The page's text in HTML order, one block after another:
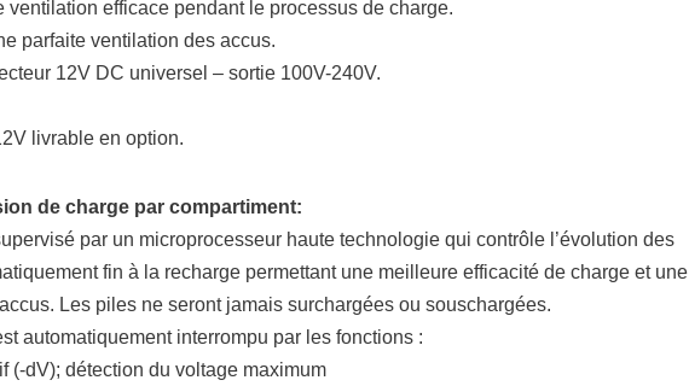
ventilation efficace pendant le processus de charge.
parfaite ventilation des accus.
12V DC universel – sortie 100V-240V.
livrable en option.
de charge par compartiment:
par un microprocesseur haute technologie qui contrôle l’évolution des
fin à la recharge permettant une meilleure efficacité de charge et une
Les piles ne seront jamais surchargées ou souschargées.
automatiquement interrompu par les fonctions :
(-dV); détection du voltage maximum